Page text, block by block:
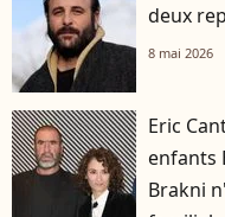
deux
8 mai 2026
Eric
enfants
Brakni